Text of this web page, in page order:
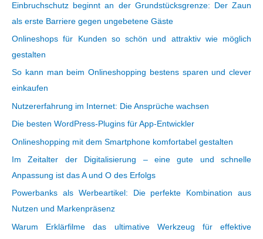
Einbruchschutz beginnt an der Grundstücksgrenze: Der Zaun
als erste Barriere gegen ungebetene Gäste
Onlineshops für Kunden so schön und attraktiv wie möglich
gestalten
So kann man beim Onlineshopping bestens sparen und clever
einkaufen
Nutzererfahrung im Internet: Die Ansprüche wachsen
Die besten WordPress-Plugins für App-Entwickler
Onlineshopping mit dem Smartphone komfortabel gestalten
Im Zeitalter der Digitalisierung – eine gute und schnelle
Anpassung ist das A und O des Erfolgs
Powerbanks als Werbeartikel: Die perfekte Kombination aus
Nutzen und Markenpräsenz
Warum Erklärfilme das ultimative Werkzeug für effektive